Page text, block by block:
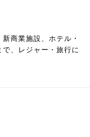
商業施設、ホテル・
、レジャー・旅行に